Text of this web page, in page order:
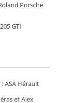
Porsche
GTI
ASA Hérault
et Alex